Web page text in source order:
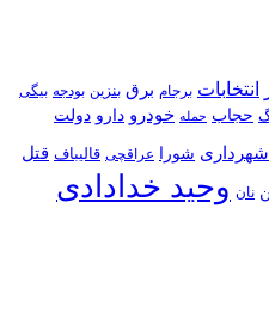
انتخابات برجام برق بنزین بودجه بیگی
حجاب حمله خودرو دارو دولت
شهرداری شورا عراقچی قالیباف قتل
نان وحید خدادادی